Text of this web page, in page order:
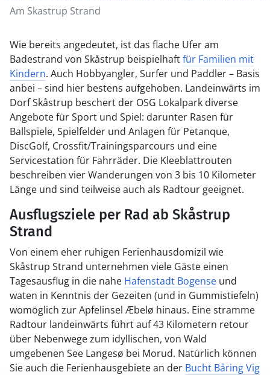
Am Skastrup Strand
Wie bereits angedeutet, ist das flache Ufer am
Badestrand von Skåstrup beispielhaftfür Familien mit
Kindern. Auch Hobbyangler, Surfer und Paddler – Basis
anbei – sind hier bestens aufgehoben. Landeinwärts im
Dorf Skåstrup beschert der OSG Lokalpark diverse
Angebote für Sport und Spiel: darunter Rasen für
Ballspiele, Spielfelder und Anlagen für Petanque,
DiscGolf, Crossfit/Trainingsparcours und eine
Servicestation für Fahrräder. Die Kleeblattrouten
beschreiben vier Wanderungen von 3 bis 10 Kilometer
Länge und sind teilweise auch als Radtour geeignet.
Ausflugsziele per Rad ab Skåstrup
Strand
Von einem eher ruhigen Ferienhausdomizil wie
Skåstrup Strand unternehmen viele Gäste einen
Tagesausflug in die nahe Hafenstadt Bogense und
waten in Kenntnis der Gezeiten (und in Gummistiefeln)
womöglich zur Apfelinsel Æbelø hinaus. Eine stramme
Radtour landeinwärts führt auf 43 Kilometern retour
über Nebenwege zum idyllischen, von Wald
umgebenen See Langesø bei Morud. Natürlich können
Sie auch die Ferienhausgebiete an der Bucht Båring Vig